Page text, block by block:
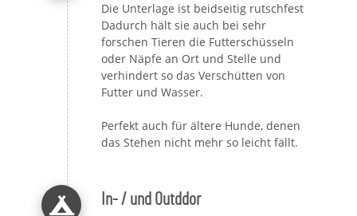
Die Unterlage ist beidseitig rutschfest
Dadurch hält sie auch bei sehr
forschen Tieren die Futterschüsseln
oder Näpfe an Ort und Stelle und
verhindert so das Verschütten von
Futter und Wasser.
Perfekt auch für ältere Hunde, denen
das Stehen nicht mehr so leicht fällt.
In- / und Outddor